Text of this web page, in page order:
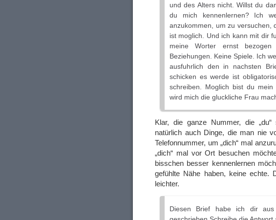
und des Alters nicht. Willst du
du mich kennenlernen? Ich
anzukommen, um zu versuchen,
ist moglich. Und ich kann mit dir
meine Worter ernst
Beziehungen. Keine Spiele. Ich
ausfuhrlich den in nachsten
schicken es werde ist
schreiben. Moglich bist du
wird mich die gluckliche Frau
Klar, die ganze Nummer, die
natürlich auch Dinge, die man nie
Telefonnummer, um „dich“ mal
„dich“ mal vor Ort besuchen
bisschen besser kennenlernen
gefühlte Nähe haben, keine echte.
leichter.
Diesen Brief habe ich dir aus